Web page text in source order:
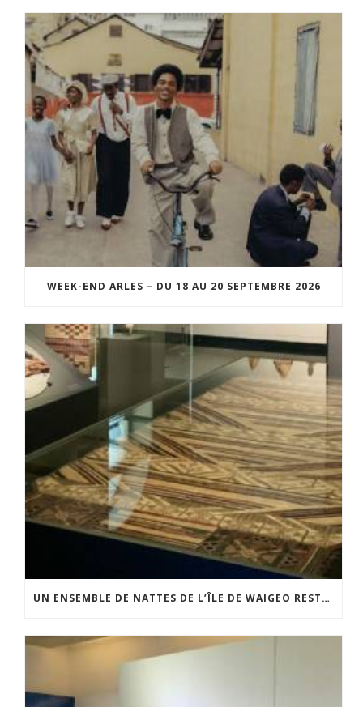
WEEK-END ARLES – DU 18 AU 20 SEPTEMBRE 2026
UN ENSEMBLE DE NATTES DE L’ÎLE DE WAIGEO RESTAURÉ GRÂCE AU SOUTIEN DU CERCLE LÉVI-STRAUSS